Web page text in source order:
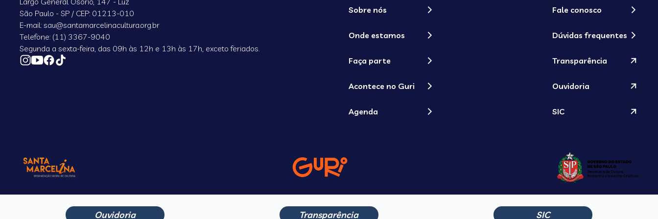
São Paulo - SP / CEP: 01213-010
E-mail: sau@santamarcelinacultura.org.br
Telefone: (11) 3367-9040
Segunda a sexta-feira, das 09h às 12h e 13h às 17h, exceto feriados.
Sobre nós
Onde estamos
Faça parte
Acontece no Guri
Agenda
Fale conosco
Dúvidas frequentes
Transparência
Ouvidoria
SIC
Ouvidoria Transparência SIC